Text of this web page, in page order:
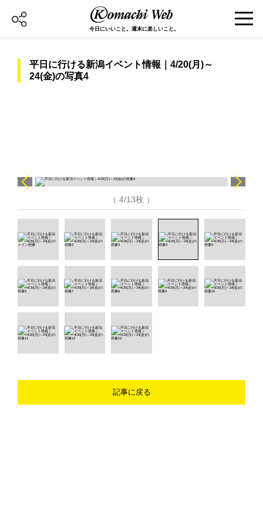
今日にいいこと。週末に楽しいこと。
平日に行ける新潟イベント情報｜4/20(月)～
24(金)の写真4
（ 4/13枚 ）
記事に戻る